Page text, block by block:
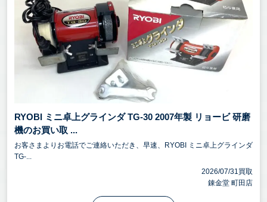
RYOBI ミニ卓上グラインダ TG-30 2007年製 リョービ 研磨
機のお買い取 ...
お客さまよりお電話でご連絡いただき、早速、RYOBI ミニ卓上グラインダ
TG-...
2026/07/31買取
錬金堂 町田店